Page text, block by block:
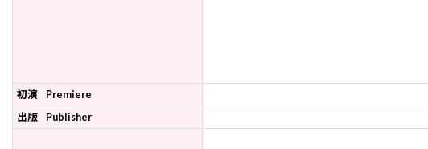
初演
Premiere
出版
Publisher